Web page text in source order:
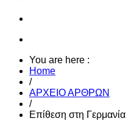
You are here :
Home
/
ΑΡΧΕΙΟ ΑΡΘΡΩΝ
/
Επίθεση στη Γερμανία